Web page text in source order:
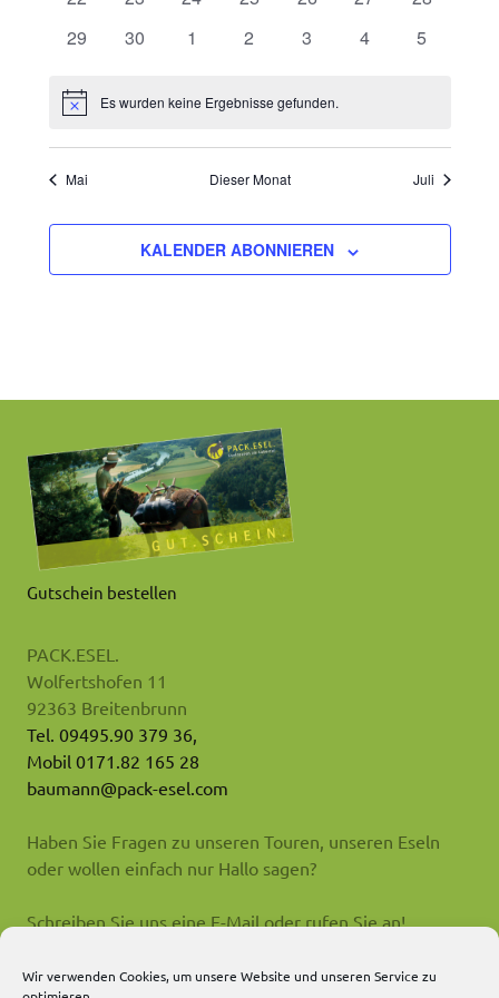
Wir verwenden Cookies, um unsere Website und unseren Service zu
0
29
0
30
0
1
0
2
0
3
0
4
0
5
HinweisEs wurden keine Ergebnisse gefunden.
Mai Dieser Monat Juli
KALENDER ABONNIEREN
Gutschein bestellen
PACK.ESEL.
Wolfertshofen 11
92363 Breitenbrunn
Tel. 09495.90 379 36,
Mobil 0171.82 165 28
baumann@pack-esel.com
Haben Sie Fragen zu unseren Touren, unseren Eseln
oder wollen einfach nur Hallo sagen?
Schreiben Sie uns eine E-Mail oder rufen Sie an!
Impressum